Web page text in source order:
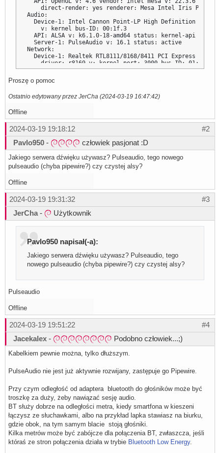
direct-render: yes renderer: Mesa Intel Iris Plus
Audio:
Device-1: Intel Cannon Point-LP High Definition Audio
    v: kernel bus-ID: 00:1f.3
  API: ALSA v: k6.1.0-18-amd64 status: kernel-api
  Server-1: PulseAudio v: 16.1 status: active
Network:
Device-1: Realtek RTL8111/8168/8411 PCI Express
    driver: r8169 v: kernel port: 3000 bus-ID: 01:00.0
IF: enp1s0 state: up speed: 100 Mbps duplex: full
  IF: wlp2s0 state: down mac: <filter>
Device-1: Cambridge Silicon Radio Bluetooth Dongle
    lmp-v: 6
Drives:
Local Storage: total: 1.14 TiB used: 374.59 GiB
ID-1: /dev/sda vendor: Western Digital model:
    size: 931.51 GiB
ID-2: /dev/sdb vendor: LITE-ON model: CV8-8E256 size:
Partition:
ID-1: / size: 22.75 GiB used: 15.26 GiB (67.1%) fs:
ID-3: /boot/efi size: 511 MiB used: 5.8 MiB (1.1%)
ID-4: /home size: 183.32 GiB used: 120.24 GiB (65.6%)
    dev: /dev/dm-5 mapped: chalup--vg-home
ID-5: /var size: 9.07 GiB used: 4.24 GiB (46.7%) fs:
    mapped: chalup--vg-var
Swap:
Sensors:
  Fan Speeds (rpm): N/A
Info:
Memory: total: 16 GiB available: 15.51 GiB used: 4.62
Proszę o pomoc
Ostatnio edytowany przez JerCha (2024-03-19 16:47:42)
Offline
#2
2024-03-19 19:18:12
Pavlo950 - człowiek pasjonat :D
Jakiego serwera dźwięku używasz? Pulseaudio, tego nowego
pulseaudio (chyba pipewire?) czy czystej alsy?
Offline
#3
2024-03-19 19:31:32
JerCha - Użytkownik
Pavlo950 napisał(-a):
Jakiego serwera dźwięku używasz? Pulseaudio, tego
nowego pulseaudio (chyba pipewire?) czy czystej alsy?
Pulseaudio
Offline
#4
2024-03-19 19:51:22
Jacekalex - Podobno człowiek...;)
Kabelkiem pewnie można, tylko dłuższym.
PulseAudio nie jest już aktywnie rozwijany, zastępuje go Pipewire.
Przy czym odległość od adaptera bluetooth do głośników może być
troszkę za duży, żeby nawiązać sesję audio.
BT służy dobrze na odległości metra, kiedy smartfona w kieszeni
łączysz ze słuchawkami, albo na przykład lapka stawiasz na biurku,
gdzie obok, na tym samym blacie stoją głośniki.
Kilka metrów może być zabójcze dla połączenia BT, zwłaszcza, jeśli
któraś ze stron połączenia działa w trybie Bluetooth Low Energy.